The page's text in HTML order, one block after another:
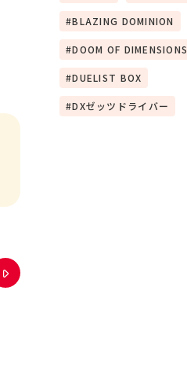
BLAZING DOMINION
DOOM OF DIMENSIONS
DUELIST BOX
DXゼッツドライバー